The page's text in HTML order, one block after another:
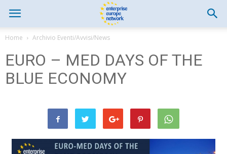
Home Archivio Eventi/Avvisi/News
EURO – MED DAYS OF THE
BLUE ECONOMY